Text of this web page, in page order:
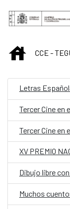
Saltar al
INICIO
CCE -
Letras
Tercer Cine en
Tercer Cine en
Dibujo libre
Muchos